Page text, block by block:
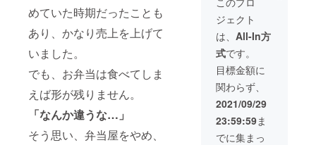
めていた時期だったことも
あり、かなり売上を上げて
いました。
でも、お弁当は食べてしま
えば形が残りません。
「なんか違うな…」
そう思い、弁当屋をやめ、
ポン
サーに
なれる
権利で
す。 本
に企業
名とHP
のQR
コー
ド、20
文字ほ
どの一
ジェクト
は、 All-In方
式です。
目標金額に
関わらず、
2021/09/29
23:59:59ま
でに集まっ